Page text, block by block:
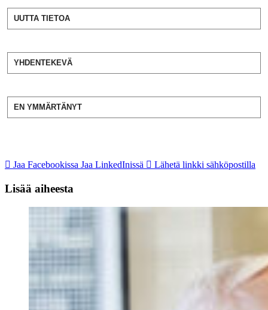
UUTTA TIETOA
YHDENTEKEVÄ
EN YMMÄRTÄNYT
Jaa Facebookissa Jaa LinkedInissä Lähetä linkki sähköpostilla
Lisää aiheesta